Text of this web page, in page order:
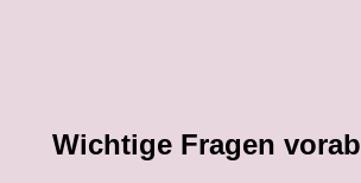
Wichtige Fragen vorab